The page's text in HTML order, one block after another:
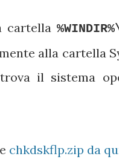
cartella
alla cartella
il sistema
chkdskflp.zip da